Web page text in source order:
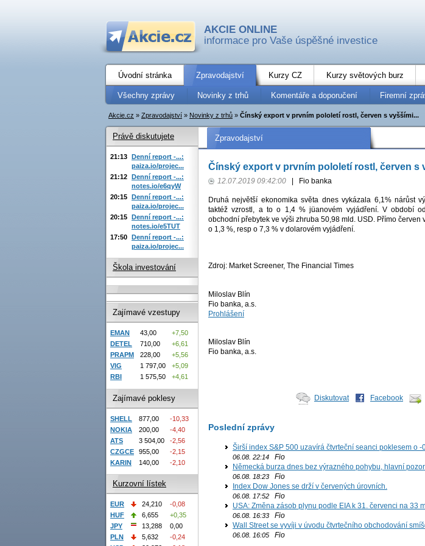
AKCIE ONLINE
informace pro Vaše úspěšné investice
Úvodní stránka Zpravodajství Kurzy CZ Kurzy světových burz
Všechny zprávy Novinky z trhů Komentáře a doporučení Firemní
Akcie.cz » Zpravodajství » Novinky z trhů » Čínský export v prvním pololetí rostl, červen s vyššími...
Zpravodajství
Čínský export v prvním pololetí rostl, červen s
12.07.2019 09:42:00 Fio banka
Druhá největší ekonomika světa dnes vykázala 6,1% nárůst
taktéž vzrostl, a to o 1,4 % jüanovém vyjádření. V období
obchodní přebytek ve výši zhruba 50,98 mld. USD. Přímo červen
o 1,3 %, resp o 7,3 % v dolarovém vyjádření.
Zdroj: Market Screener, The Financial Times
Miloslav Blín
Fio banka, a.s.
Prohlášení
Miloslav Blín
Fio banka, a.s.
Diskutovat Facebook
Poslední zprávy
Širší index S&P 500 uzavírá čtvrteční seanci poklesem o -
06.08. 22:14 Fio
Německá burza dnes bez výrazného pohybu, hlavní
06.08. 18:23 Fio
Index Dow Jones se drží v červených úrovních.
06.08. 17:52 Fio
USA: Změna zásob plynu podle EIA k 31. červenci na 33
06.08. 16:33 Fio
Wall Street se vyvíji v úvodu čtvrtečního obchodování
06.08. 16:05 Fio
Právě diskutujete
21:13 Denní report -...:
paiza.io/projec...
21:12 Denní report -...:
notes.io/e6qyW
20:15 Denní report -...:
paiza.io/projec...
20:15 Denní report -...:
notes.io/e5TUT
17:50 Denní report -...:
paiza.io/projec...
Škola investování
Zajímavé vzestupy
EMAN 43,00
+7,50
DETEL
710,00
+6,61
PRAPM
228,00
+5,56
VIG
1 797,00
+5,09
RBI
1 575,50 +4,61
Zajímavé poklesy
SHELL 877,00
-10,33
NOKIA
200,00
-4,40
ATS
3 504,00
-2,56
CZGCE
955,00
-2,15
KARIN
140,00 -2,10
Kurzovní lístek
EUR 24,210
-0,08
HUF
6,655
+0,35
JPY
13,288
0,00
PLN
5,632
-0,24